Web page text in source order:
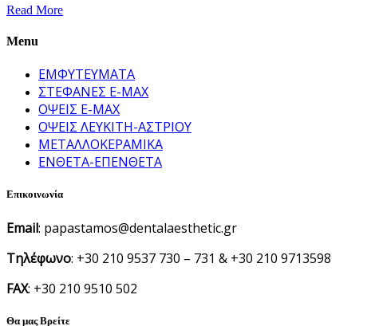
Read More
Menu
ΕΜΦΥΤΕΥΜΑΤΑ
ΣΤΕΦΑΝΕΣ E-MAX
ΟΨΕΙΣ E-MAX
ΟΨΕΙΣ ΛΕΥΚΙΤΗ-ΑΣΤΡΙΟΥ
ΜΕΤΑΛΛΟΚΕΡΑΜΙΚΑ
ΕΝΘΕΤΑ-ΕΠΕΝΘΕΤΑ
Επικοινωνία
Email: papastamos@dentalaesthetic.gr
Τηλέφωνο: +30 210 9537 730 – 731 & +30 210 9713598
FAX: +30 210 9510 502
Θα μας Βρείτε